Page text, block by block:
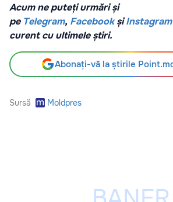
Acum ne puteți urmări și
pe Telegram, Facebook șiInstagram
curent cu ultimele știri.
Abonați-vă la știrile
Sursă Moldpres